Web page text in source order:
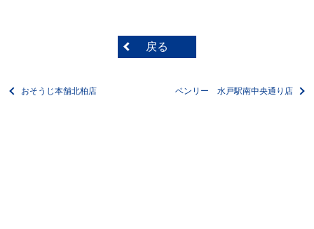
戻る
おそうじ本舗北柏店 ベンリー 水戸駅南中央通り店